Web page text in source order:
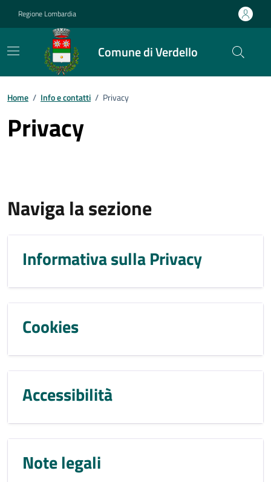
Regione Lombardia
Comune di Verdello
Home / Info e contatti / Privacy
Privacy
Naviga la sezione
Informativa sulla Privacy
Cookies
Accessibilità
Note legali